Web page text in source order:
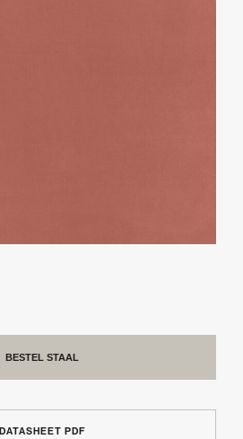
BESTEL STAAL
DATASHEET PDF